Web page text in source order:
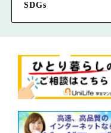
SDGs